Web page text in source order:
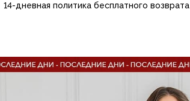
14-дневная политика бесплатного возврата